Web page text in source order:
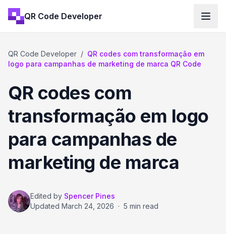
QR Code Developer
QR Code Developer / QR codes com transformação em
logo para campanhas de marketing de marca QR Code
QR codes com
transformação em logo
para campanhas de
marketing de marca
Edited by Spencer Pines
Updated March 24, 2026 · 5 min read